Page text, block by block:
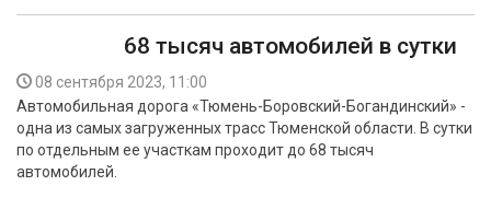
68 тысяч автомобилей в сутки
08 сентября 2023, 11:00
Автомобильная дорога «Тюмень-Боровский-Богандинский» -
одна из самых загруженных трасс Тюменской области. В сутки
по отдельным ее участкам проходит до 68 тысяч
автомобилей.